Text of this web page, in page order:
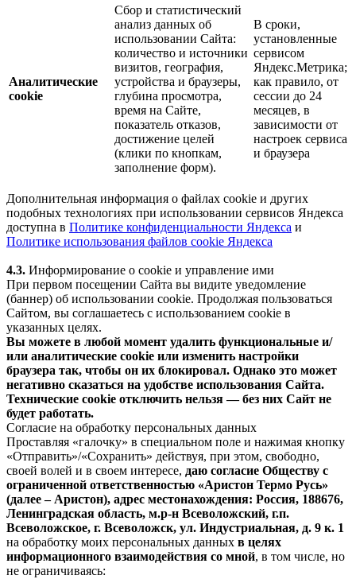
Аналитические
cookie
Сбор и статистический
анализ данных об
использовании Сайта:
количество и источники
визитов, география,
устройства и браузеры,
глубина просмотра,
время на Сайте,
показатель отказов,
достижение целей
(клики по кнопкам,
заполнение форм).
В сроки,
установленные
сервисом
Яндекс.Метрика;
как правило, от
сессии до 24
месяцев, в
зависимости от
настроек сервиса
и браузера
Дополнительная информация о файлах cookie и других
подобных технологиях при использовании сервисов Яндекса
доступна в Политике конфиденциальности Яндекса и
Политике использования файлов cookie Яндекса
4.3. Информирование о cookie и управление ими
При первом посещении Сайта вы видите уведомление
(баннер) об использовании cookie. Продолжая пользоваться
Сайтом, вы соглашаетесь с использованием cookie в
указанных целях.
Вы можете в любой момент удалить функциональные и/
или аналитические cookie или изменить настройки
браузера так, чтобы он их блокировал. Однако это может
негативно сказаться на удобстве использования Сайта.
Технические cookie отключить нельзя — без них Сайт не
будет работать.
Согласие на обработку персональных данных
Проставляя «галочку» в специальном поле и нажимая кнопку
«Отправить»/«Сохранить» действуя, при этом, свободно,
своей волей и в своем интересе, даю согласие Обществу с
ограниченной ответственностью «Аристон Термо Русь»
(далее – Аристон), адрес местонахождения: Россия, 188676,
Ленинградская область, м.р-н Всеволожский, г.п.
Всеволожское, г. Всеволожск, ул. Индустриальная, д. 9 к. 1
на обработку моих персональных данных в целях
информационного взаимодействия со мной, в том числе, но
не ограничиваясь: